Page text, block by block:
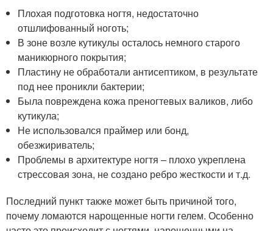
Плохая подготовка ногтя, недостаточно
отшлифованный ноготь;
В зоне возле кутикулы осталось немного старого
маникюрного покрытия;
Пластину не обработали антисептиком, в результате
под нее проникли бактерии;
Была повреждена кожа преногтевых валиков, либо
кутикула;
Не использовался праймер или бонд,
обезжириватель;
Проблемы в архитектуре ногтя – плохо укреплена
стрессовая зона, не создано ребро жесткости и т.д.
Последний пункт также может быть причиной того,
почему ломаются нарощенные ногти гелем. Особенно